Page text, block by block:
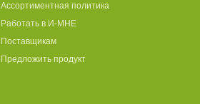
Ассортиментная политика
Работать в И-МНЕ
Поставщикам
Предложить продукт